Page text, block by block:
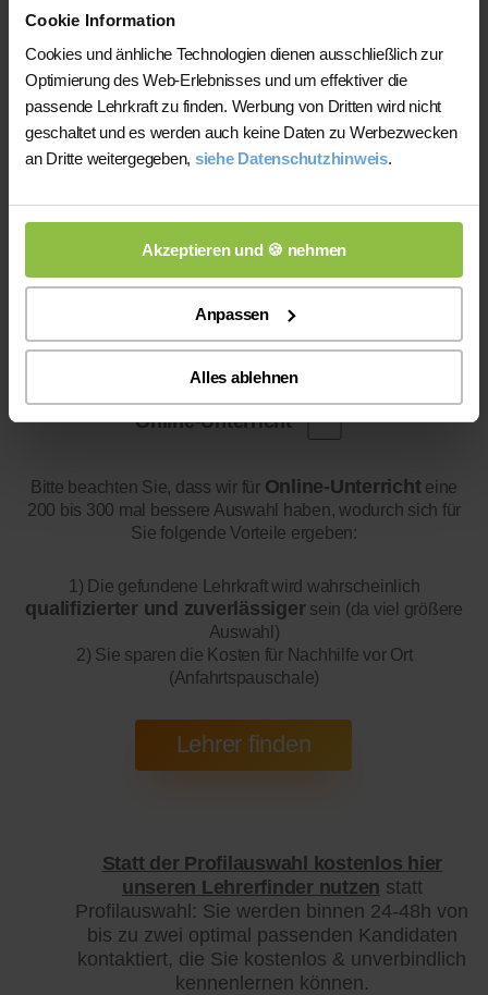
Cookie Information
Cookies und änhliche Technologien dienen ausschließlich zur
Optimierung des Web-Erlebnisses und um effektiver die
passende Lehrkraft zu finden. Werbung von Dritten wird nicht
geschaltet und es werden auch keine Daten zu Werbezwecken
an Dritte weitergegeben, siehe Datenschutzhinweis.
Akzeptieren und 🍪 nehmen
Anpassen
Alles ablehnen
zur Verfügung stellen.
Jetzt verfügbare Lehrer/innen
für Online-Nachhilfe anzeigen
lassen.
Online-Unterricht
Bitte beachten Sie, dass wir für Online-Unterrichteine
200 bis 300 mal bessere Auswahl haben, wodurch sich für
Sie folgende Vorteile ergeben:
1) Die gefundene Lehrkraft wird wahrscheinlich
qualifizierter und zuverlässigersein (da viel größere
Auswahl)
2) Sie sparen die Kosten für Nachhilfe vor Ort
(Anfahrtspauschale)
Statt der Profilauswahl kostenlos hier
unseren Lehrerfinder nutzen statt
Profilauswahl: Sie werden binnen 24-48h von
bis zu zwei optimal passenden Kandidaten
kontaktiert, die Sie kostenlos & unverbindlich
kennenlernen können.